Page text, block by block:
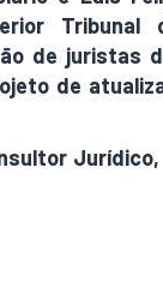
de juristas
de